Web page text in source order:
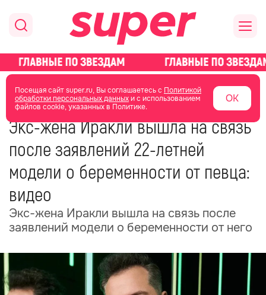
Посещая сайт super.ru, Вы соглашаетесь с Политикой
обработки персональных данныхи с использованием
файлов cookie, указанных в Политике.
ОК
главная новости о звездах новости
04 июля 09:36
Экс-жена Иракли вышла на связь
после заявлений 22-летней
модели о беременности от певца:
видео
Экс-жена Иракли вышла на связь после
заявлений модели о беременности от него